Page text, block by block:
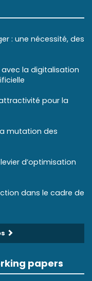
: une nécessité, des
la digitalisation
pour la
mutation des
d’optimisation
dans le cadre de
papers